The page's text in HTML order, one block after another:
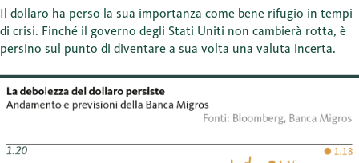
Il dollaro ha perso la sua importanza come bene rifugio in tempi
di crisi. Finché il governo degli Stati Uniti non cambierà rotta, è
persino sul punto di diventare a sua volta una valuta incerta.